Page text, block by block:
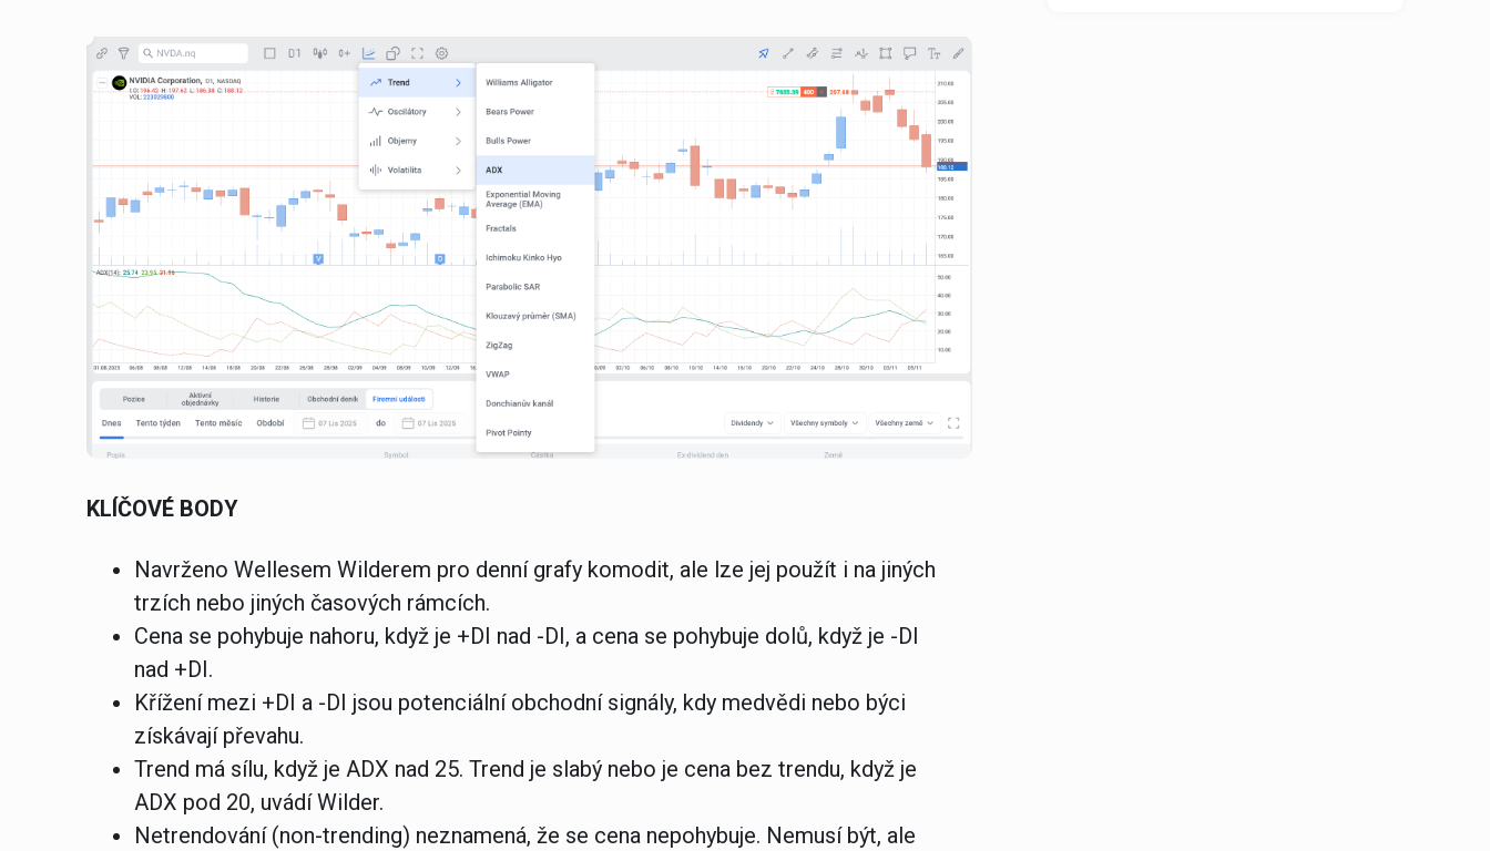
KLÍČOVÉ BODY
Navrženo Wellesem Wilderem pro denní grafy komodit, ale lze jej použít i na jiných
trzích nebo jiných časových rámcích.
Cena se pohybuje nahoru, když je +DI nad -DI, a cena se pohybuje dolů, když je -DI
nad +DI.
Křížení mezi +DI a -DI jsou potenciální obchodní signály, kdy medvědi nebo býci
získávají převahu.
Trend má sílu, když je ADX nad 25. Trend je slabý nebo je cena bez trendu, když je
ADX pod 20, uvádí Wilder.
Netrendování (non-trending) neznamená, že se cena nepohybuje. Nemusí být, ale